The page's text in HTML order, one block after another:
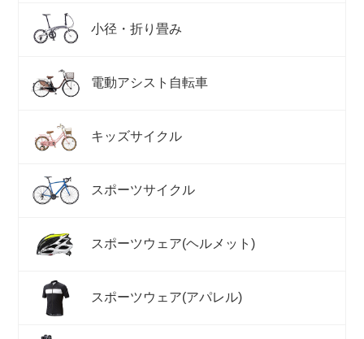
小径・折り畳み
電動アシスト自転車
キッズサイクル
スポーツサイクル
スポーツウェア(ヘルメット)
スポーツウェア(アパレル)